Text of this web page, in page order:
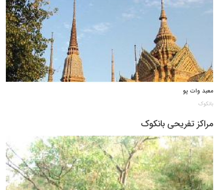
معبد وات پو
بانکوک
مراکز تفریحی بانکوک